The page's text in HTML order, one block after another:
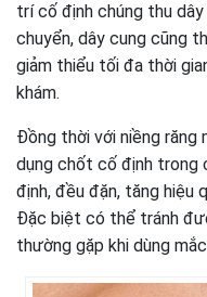
trí cố định chúng thu
chuyển, dây cung cũng
giảm thiểu tối đa thời
khám.
Đồng thời với niềng
dụng chốt cố định trong
định, đều đặn, tăng hiệu
Đặc biệt có thể tránh
thường gặp khi dùng